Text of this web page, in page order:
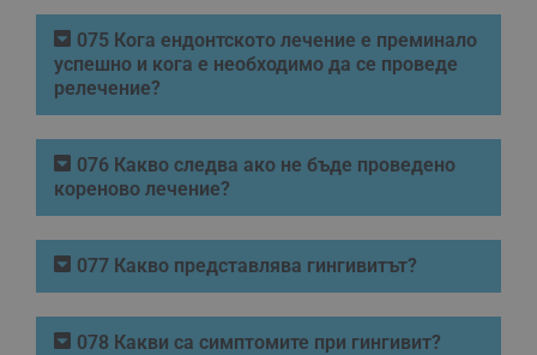
075 Кога ендонтското лечение е преминало
успешно и кога е необходимо да се проведе
релечение?
076 Какво следва ако не бъде проведено
кореново лечение?
077 Какво представлява гингивитът?
078 Какви са симптомите при гингивит?